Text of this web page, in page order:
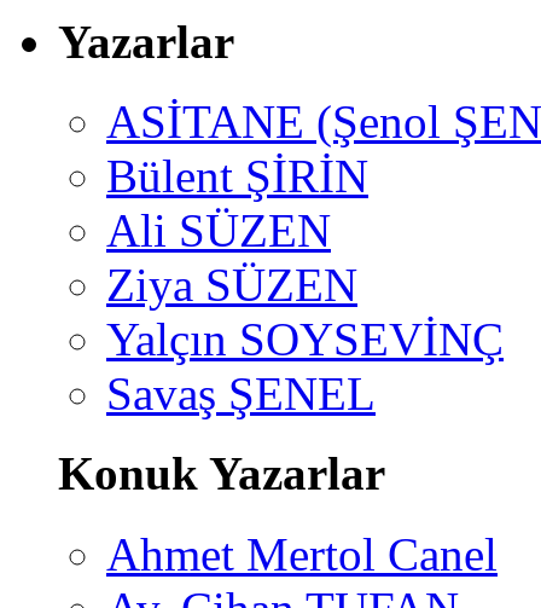
Yazarlar
ASİTANE (Şenol
Bülent ŞİRİN
Ali SÜZEN
Ziya SÜZEN
Yalçın SOYSEVİNÇ
Savaş ŞENEL
Konuk Yazarlar
Ahmet Mertol Canel